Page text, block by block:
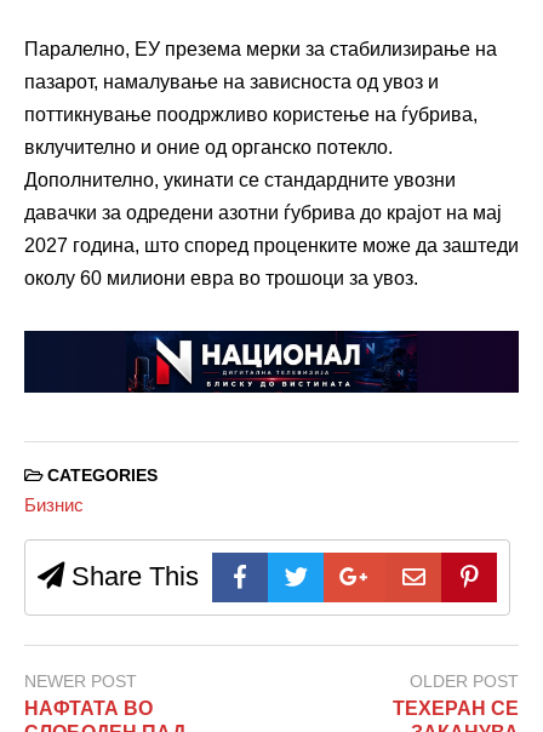
Паралелно, ЕУ презема мерки за стабилизирање на
пазарот, намалување на зависноста од увоз и
поттикнување поодржливо користење на ѓубрива,
вклучително и оние од органско потекло.
Дополнително, укинати се стандардните увозни
давачки за одредени азотни ѓубрива до крајот на мај
2027 година, што според проценките може да заштеди
околу 60 милиони евра во трошоци за увоз.
CATEGORIES
Бизнис
Share This
NEWER POST
НАФТАТА ВО
OLDER POST
ТЕХЕРАН СЕ